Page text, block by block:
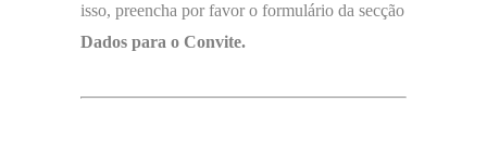
isso, preencha por favor o formulário da secção
Dados para o Convite.